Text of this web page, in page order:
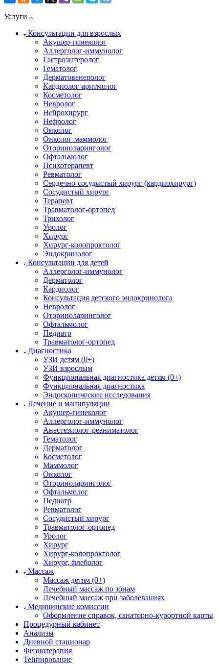
Услуги
Консультации для взрослых
Акушер-гинеколог
Аллерголог-иммунолог
Гастроэнтеролог
Гематолог
Дерматовенеролог
Кардиолог-аритмолог
Косметолог
Невролог
Нейрохирург
Нефролог
Онколог
Онколог-маммолог
Оториноларинголог
Офтальмолог
Психотерапевт
Ревматолог
Сердечно-сосудистый хирург (кардиохирург)
Сосудистый хирург
Терапевт
Травматолог-ортопед
Трихолог
Уролог
Хирург
Хирург-колопроктолог
Эндокринолог
Консультации для детей
Аллерголог-иммунолог
Дерматолог
Кардиолог
Консультация детского эндокринолога
Невролог
Оториноларинголог
Офтальмолог
Педиатр
Травматолог-ортопед
Диагностика
УЗИ детям (0+)
УЗИ взрослым
Функциональная диагностика детям (0+)
Функциональная диагностика
Эндоскопические исследования
Лечение и манипуляции
Акушер-гинеколог
Аллерголог-иммунолог
Анестезиолог-реаниматолог
Гематолог
Дерматолог
Косметолог
Маммолог
Онколог
Оториноларинголог
Офтальмолог
Педиатр
Ревматолог
Сосудистый хирург
Травматолог-ортопед
Уролог
Хирург
Хирург-колопроктолог
Хирург, флеболог
Массаж
Массаж детям (0+)
Лечебный массаж по зонам
Лечебный массаж при заболеваниях
Медицинские комиссии
Оформление справок, санаторно-курортной карты
Процедурный кабинет
Анализы
Дневной стационар
Физиотерапия
Тейпирование